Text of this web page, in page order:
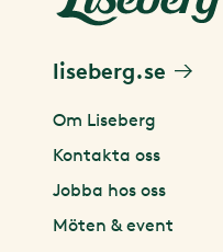
liseberg.se
Om Liseberg
Kontakta oss
Jobba hos oss
Möten & event